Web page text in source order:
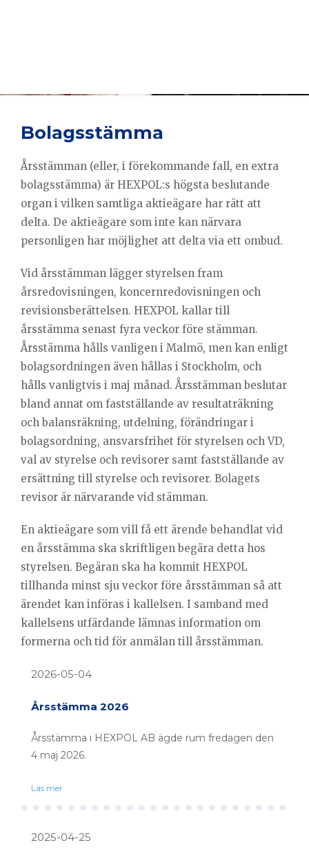
Bolagsstämma
Årsstämman (eller, i förekommande fall, en extra
bolagsstämma) är HEXPOL:s högsta beslutande
organ i vilken samtliga aktieägare har rätt att
delta. De aktieägare som inte kan närvara
personligen har möjlighet att delta via ett ombud.
Vid årsstämman lägger styrelsen fram
årsredovisningen, koncernredovisningen och
revisionsberättelsen. HEXPOL kallar till
årsstämma senast fyra veckor före stämman.
Årsstämma hålls vanligen i Malmö, men kan enligt
bolagsordningen även hållas i Stockholm, och
hålls vanligtvis i maj månad. Årsstämman beslutar
bland annat om fastställande av resultaträkning
och balansräkning, utdelning, förändringar i
bolagsordning, ansvarsfrihet för styrelsen och VD,
val av styrelse och revisorer samt fastställande av
ersättning till styrelse och revisorer. Bolagets
revisor är närvarande vid stämman.
En aktieägare som vill få ett ärende behandlat vid
en årsstämma ska skriftligen begära detta hos
styrelsen. Begäran ska ha kommit HEXPOL
tillhanda minst sju veckor före årsstämman så att
ärendet kan införas i kallelsen. I samband med
kallelsens utfärdande lämnas information om
formerna och tid för anmälan till årsstämman.
2026-05-04
Årsstämma 2026
Årsstämma i HEXPOL AB ägde rum fredagen den
4 maj 2026.
Läs mer
2025-04-25